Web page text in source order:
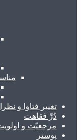
تغییر فتاوا و
دُرِّ فقاهت
مرجعیّت و اولویت
پوستر